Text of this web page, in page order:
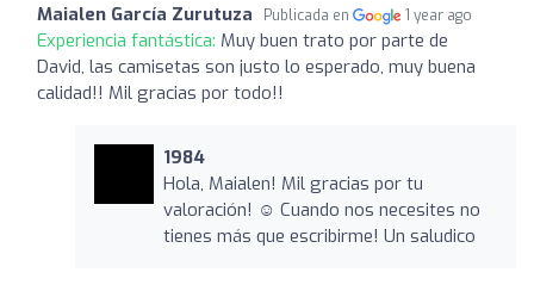
Maialen García Zurutuza Publicada en 1 year ago
Experiencia fantástica: Muy buen trato por parte de
David, las camisetas son justo lo esperado, muy buena
calidad!! Mil gracias por todo!!
1984
Hola, Maialen! Mil gracias por tu
valoración! ☺️ Cuando nos necesites no
tienes más que escribirme! Un saludico